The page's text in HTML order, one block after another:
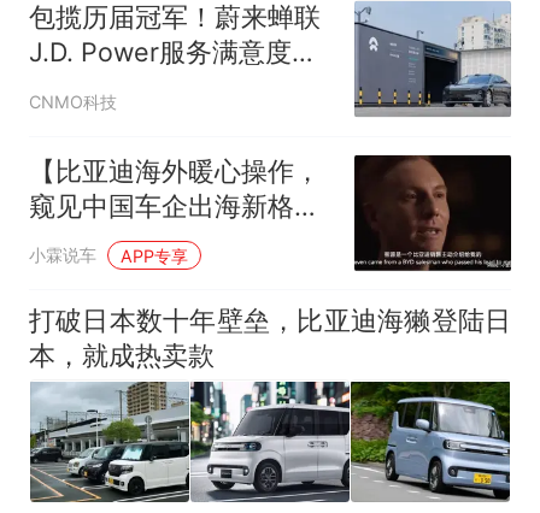
包揽历届冠军！蔚来蝉联
J.D. Power服务满意度榜
首
CNMO科技
【比亚迪海外暖心操作，
窥见中国车企出海新格
局】
小霖说车 APP专享
打破日本数十年壁垒，比亚迪海獭登陆日
本，就成热卖款